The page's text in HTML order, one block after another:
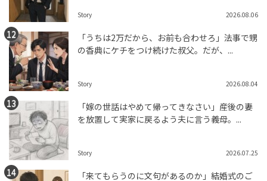
Story 2026.08.06
「うちは2万だから、お前も合わせろ」法事で甥
の香典にケチをつけ続けた叔父。だが、...
Story 2026.08.04
「嫁の世話はやめて帰ってきなさい」産後の妻
を放置して実家に戻るよう夫に言う義母。...
Story 2026.07.25
「来てもらうのに文句があるのか」結婚式のご